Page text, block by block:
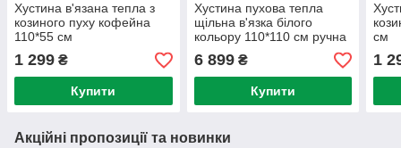
Хустина в'язана тепла з
козиного пуху кофейна
110*55 см
1 299 ₴
Купити
Хустина пухова тепла
щільна в'язка білого
кольору 110*110 см ручна
робота 100% козиний пух
6 899₴
Купити
см
1
Акційні пропозиції та новинки